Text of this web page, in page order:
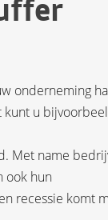
onderneming
kunt u
Met name
ook hun
recessie komt